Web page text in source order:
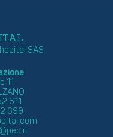
SAS
11
611
699